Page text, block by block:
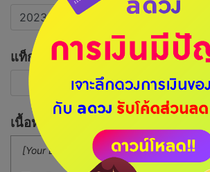
แท็กที่เกี่ยวข้อง
เนื้อหาบทความ
[Your Button]